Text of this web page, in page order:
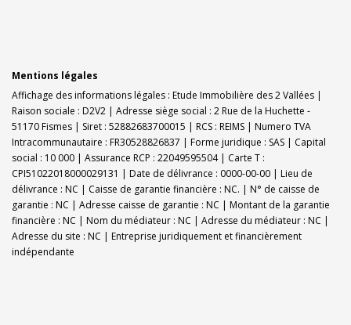
Mentions légales
Affichage des informations légales : Etude Immobilière des 2 Vallées |
Raison sociale : D2V2 | Adresse siège social : 2 Rue de la Huchette -
51170 Fismes | Siret : 52882683700015 | RCS : REIMS | Numero TVA
Intracommunautaire : FR30528826837 | Forme juridique : SAS | Capital
social : 10 000 | Assurance RCP : 22049595504 | Carte T :
CPI51022018000029131 | Date de délivrance : 0000-00-00 | Lieu de
délivrance : NC | Caisse de garantie financière : NC. | N° de caisse de
garantie : NC | Adresse caisse de garantie : NC | Montant de la garantie
financière : NC | Nom du médiateur : NC | Adresse du médiateur : NC |
Adresse du site : NC | Entreprise juridiquement et financièrement
indépendante